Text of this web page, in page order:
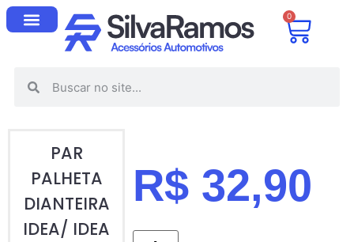
0
PAR
PALHETA
DIANTEIRA
IDEA/ IDEA
R$ 32,90